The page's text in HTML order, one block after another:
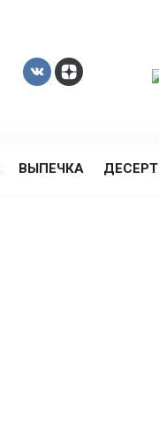
ВЫПЕЧКА